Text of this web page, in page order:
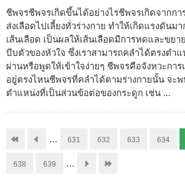
ชีพจรชีพจรเกิดขึ้นได้อย่างไรชีพจรเกิดจากกา
ส่งเลือดไปเลี้ยงทั่วร่างกาย ทำให้เกิดแรงดันม
เส้นเลือด เป็นผลให้เส้นเลือดมีการหดและขย
บีบตัวของหัวใจ ซึ่งเราสามารถคลำได้ตรงตำ
ผ่านหรือพูดให้เข้าใจง่ายๆ ชีพจรคือจังหวะกา
อยู่ตรงไหนชีพจรที่คลำได้ตามร่างกายนั้น จะ
ตำแหน่งที่เป็นส่วนข้อต่อของกระดูก เช่น ...
… 631 632 633 634
638 639 …